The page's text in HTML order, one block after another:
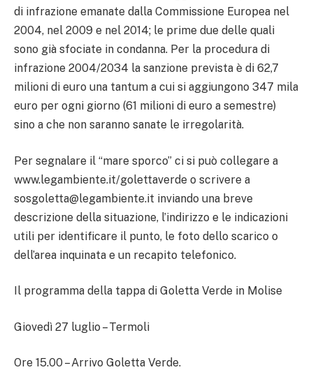
di infrazione emanate dalla Commissione Europea nel
2004, nel 2009 e nel 2014; le prime due delle quali
sono già sfociate in condanna. Per la procedura di
infrazione 2004/2034 la sanzione prevista è di 62,7
milioni di euro una tantum a cui si aggiungono 347 mila
euro per ogni giorno (61 milioni di euro a semestre)
sino a che non saranno sanate le irregolarità.
Per segnalare il “mare sporco” ci si può collegare a
www.legambiente.it/golettaverde o scrivere a
sosgoletta@legambiente.it inviando una breve
descrizione della situazione, l’indirizzo e le indicazioni
utili per identificare il punto, le foto dello scarico o
dell’area inquinata e un recapito telefonico.
Il programma della tappa di Goletta Verde in Molise
Giovedì 27 luglio – Termoli
Ore 15.00 – Arrivo Goletta Verde.